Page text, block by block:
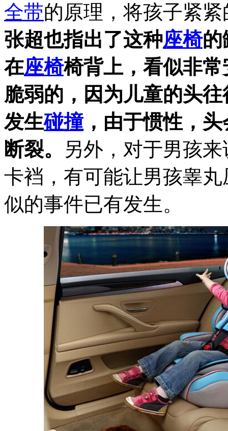
全带的原理，将孩子紧
张超也指出了这种座椅的
在座椅椅背上，看似非
脆弱的，因为儿童的头
发生碰撞 ，由于惯性，
断裂。
另外，对于男孩来
卡裆，有可能让男孩睾
似的事件已有发生。